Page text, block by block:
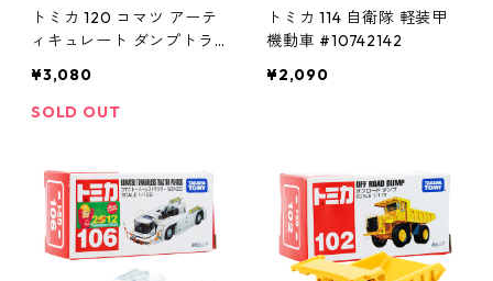
トミカ 120 コマツ アーテ
ィキュレート ダンプトラ
¥3,080
SOLD OUT
トミカ 114 自衛隊 軽装甲
機動車 #10742142
¥2,090